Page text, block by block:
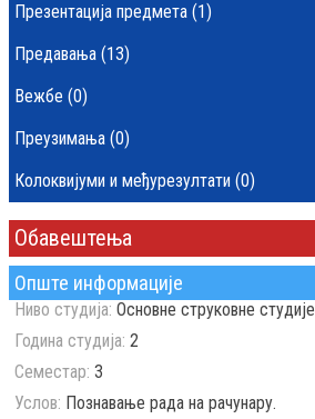
Опште информације
Ниво студија: Основне струковне студије
Година студија: 2
Семестар: 3
Услов: Познавање рада на рачунару.
Презентација предмета (1)
Предавања (13)
Вежбе (0)
Преузимања (0)
Колоквијуми и међурезултати (0)
Обавештења